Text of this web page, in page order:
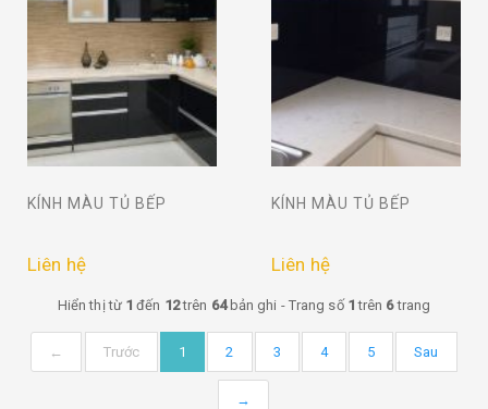
KÍNH MÀU TỦ BẾP
Liên hệ
KÍNH MÀU TỦ BẾP
Liên hệ
Hiển thị từ 1đến 12trên 64 bản ghi - Trang số 1trên 6trang
← Trước 1 2 3 4 5 Sau
→